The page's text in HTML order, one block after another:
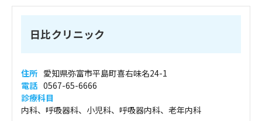
日比クリニック
住所 愛知県弥富市平島町喜右味名24-1
電話 0567-65-6666
診療科目
内科、呼吸器科、小児科、呼吸器内科、老年内科